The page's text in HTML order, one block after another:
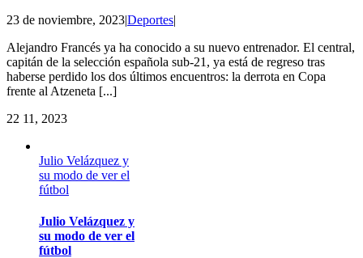
23 de noviembre, 2023|Deportes|
Alejandro Francés ya ha conocido a su nuevo entrenador. El central,
capitán de la selección española sub-21, ya está de regreso tras
haberse perdido los dos últimos encuentros: la derrota en Copa
frente al Atzeneta [...]
22 11, 2023
Julio Velázquez y
su modo de ver el
fútbol
Julio Velázquez y
su modo de ver el
fútbol